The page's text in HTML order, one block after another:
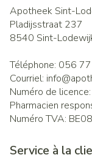
Apotheek Sint-
Pladijsstraat 237
8540 Sint-
Téléphone: 056
Courriel: info@
Numéro de licence:
Pharmacien
Numéro TVA:
Service à la